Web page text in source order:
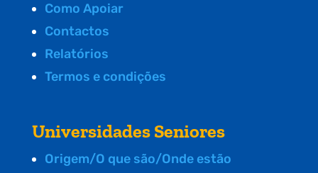
Como Apoiar
Contactos
Relatórios
Termos e condições
Universidades Seniores
Origem/O que são/Onde estão